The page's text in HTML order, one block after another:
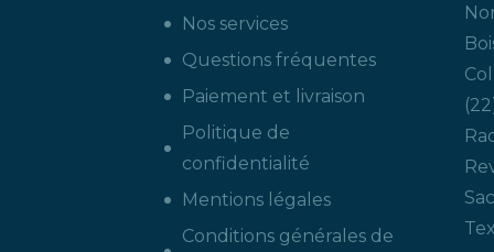
Nos services
Questions fréquentes
Paiement et livraison
Politique de
confidentialité
Mentions légales
Conditions générales de
22